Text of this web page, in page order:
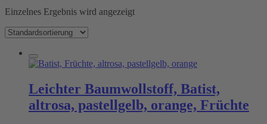
Einzelnes Ergebnis wird angezeigt
Leichter Baumwollstoff, Batist,
altrosa, pastellgelb, orange, Früchte